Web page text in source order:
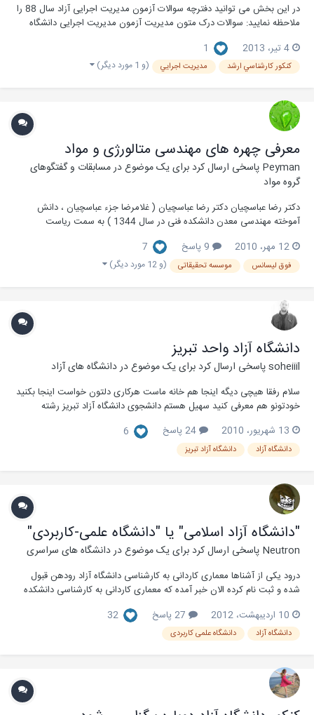
در این بخش می توانید دفترچه سوالات آزمون مدیریت اجرایی آزاد سال 88 را
ملاحظه نمایید: سوالات درک متون مدیریت آزمون مدیریت اجرایی دانشگاه
متون مدیریت...
4 تیر، 2013 1
كنكور كارشناسي ارشد مديريت اجرايي (و 1 مورد دیگر)
معرفی چهره های مهندسی متالورژی و مواد
Peymanپاسخی ارسال کرد برای یک موضوع درمسابقات و گفتگوهای
گروه مواد
دكتر رضا عباسچیان دكتر رضا عباسچیان ( غلامرضا جزء عباسچیان ، دانش
آموخته مهندسی معدن دانشكده فنی در سال 1344 ) به سمت ریاست
كنفرانس علوم وتكنولوژی فلزات كه در پیتس بورگ برگزار گردید، رسماً به
ریاست سازمان بین‌ا...
12 مهر، 2010 9 پاسخ 7
فوق لیسانس موسسه تحقیقاتی (و 12 مورد دیگر)
دانشگاه آزاد واحد تبریز
soheiiilپاسخی ارسال کرد برای یک موضوع دردانشگاه های آزاد
سلام رفقا هیچی دیگه اینجا هم خانه ماست هرکاری دلتون خواست اینجا بکنید
خودتونو هم معرفی کنید سهیل هستم دانشجوی دانشگاه آزاد تبریز رشته
13 شهریور، 2010 24 پاسخ 6
دانشگاه آزاد دانشگاه آزاد تبریز
"دانشگاه آزاد اسلامی" یا "دانشگاه علمی-کاربردی"
Neutronپاسخی ارسال کرد برای یک موضوع دردانشگاه های سراسری
درود یکی از آشناها معماری کاردانی به کارشناسی دانشگاه آزاد رودهن قبول
شده و ثبت نام کرده الان خبر آمده که معماری کاردانی به کارشناسی دانشکده
خواهشمندم ما را پیرامون اینکه کدامیک بهتر است راهنمایی فرمائید... دانشگاه
آزاد ر...
10 اردیبهشت، 2012 27 پاسخ 32
دانشگاه آزاد دانشگاه علمی کاربردی